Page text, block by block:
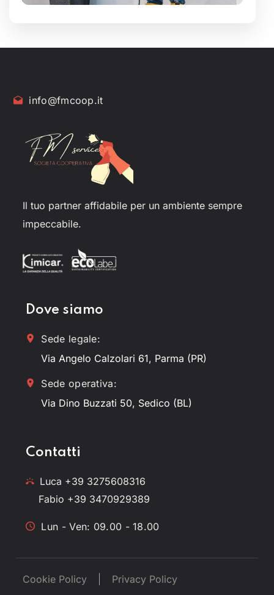
info@fmcoop.it
Il tuo partner affidabile per un ambiente sempre
impeccabile.
Dove siamo
Sede legale:
Via Angelo Calzolari 61, Parma (PR)
Sede operativa:
Via Dino Buzzati 50, Sedico (BL)
Contatti
Luca +39 3275608316
Fabio +39 3470929389
Lun - Ven: 09.00 - 18.00
Cookie Policy Privacy Policy